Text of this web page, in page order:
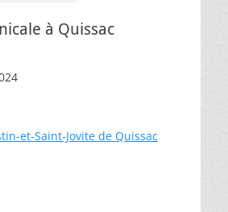
à Quissac
et-Saint-Jovite de Quissac